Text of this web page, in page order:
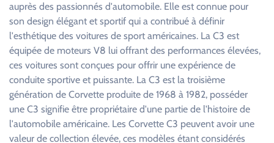
s
s
e
r
c
e
auprès des passionnés d'automobile. Elle est connue pour
son design élégant et sportif qui a contribué à définir
l'esthétique des voitures de sport américaines. La C3 est
équipée de moteurs V8 lui offrant des performances élevées,
ces voitures sont conçues pour offrir une expérience de
conduite sportive et puissante. La C3 est la troisième
génération de Corvette produite de 1968 à 1982, posséder
une C3 signifie être propriétaire d'une partie de l'histoire de
l'automobile américaine. Les Corvette C3 peuvent avoir une
valeur de collection élevée, ces modèles étant considérés